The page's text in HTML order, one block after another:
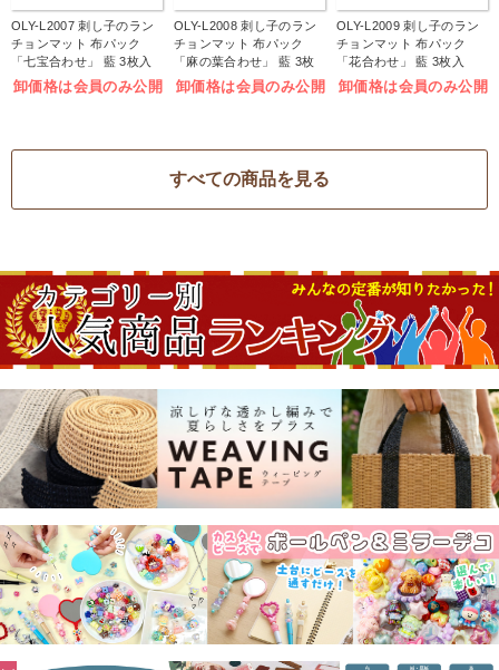
OLY-L2007 刺し子のラン
チョンマット 布パック
「七宝合わせ」 藍 3枚入
(袋)
卸価格は会員のみ公開
OLY-L2008 刺し子のラン
チョンマット 布パック
「麻の葉合わせ」 藍 3枚
入 (袋)
卸価格は会員のみ公開
OLY-L2009 刺し子のラン
チョンマット 布パック
「花合わせ」 藍 3枚入
(袋)
卸価格は会員のみ公開
すべての商品を見る